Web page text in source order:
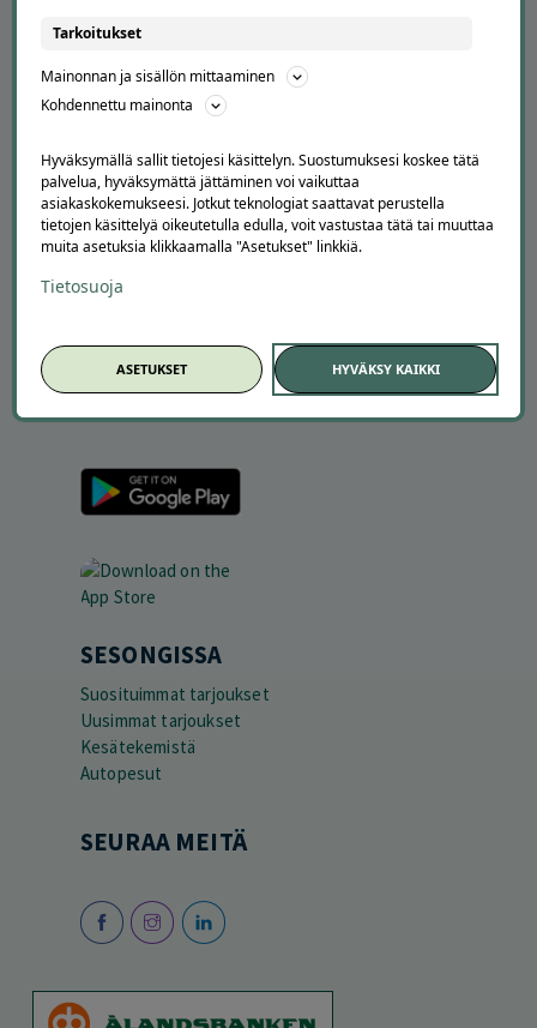
Tietoa meistä
Avoimet työpaikat
Offerilla mediassa
YRITYKSILLE
Markkinoi Offerillassa
Partneriportaali
LATAA APPI
SESONGISSA
Suosituimmat tarjoukset
Uusimmat tarjoukset
Kesätekemistä
Autopesut
SEURAA MEITÄ
Tarkoitukset
Mainonnan ja sisällön mittaaminen
Kohdennettu mainonta
Hyväksymällä sallit tietojesi käsittelyn. Suostumuksesi koskee tätä
palvelua, hyväksymättä jättäminen voi vaikuttaa
asiakaskokemukseesi. Jotkut teknologiat saattavat perustella
tietojen käsittelyä oikeutetulla edulla, voit vastustaa tätä tai muuttaa
muita asetuksia klikkaamalla "Asetukset" linkkiä.
Tietosuoja
ASETUKSET HYVÄKSY KAIKKI